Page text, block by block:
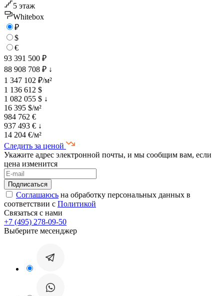
5 этаж
Whitebox
₽
$
€
93 391 500 ₽
88 908 708 ₽ ↓
1 347 102 ₽/м²
1 136 612 $
1 082 055 $ ↓
16 395 $/м²
984 762 €
937 493 € ↓
14 204 €/м²
Следить за ценой
Укажите адрес электронной почты, и мы сообщим вам, если
цена изменится
Соглашаюсь на обработку персональных данных в
соответствии с Политикой
Связаться с нами
+7 (495) 278-09-50
Выберите месенджер